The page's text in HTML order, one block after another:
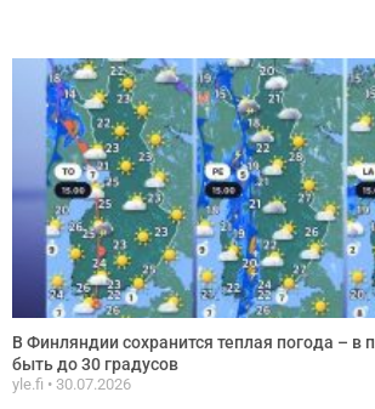
В Финляндии сохранится теплая погода – в
быть до 30 градусов
yle.fi 30.07.2026